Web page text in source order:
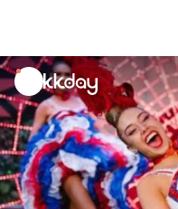
unread
notifications